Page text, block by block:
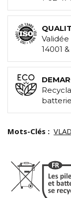
Validée
14001
Mots-Clés : VLAD